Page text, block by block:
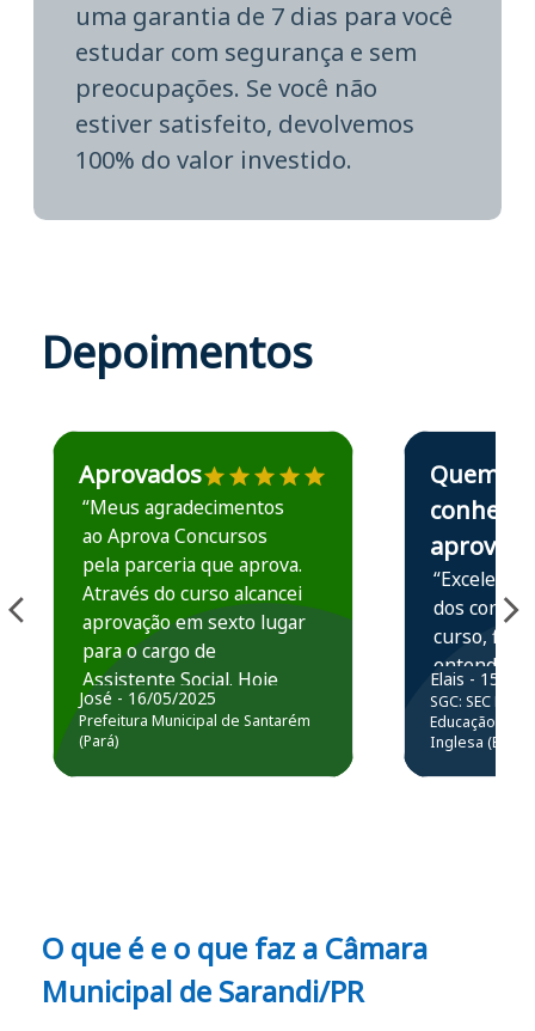
uma garantia de 7 dias para você
estudar com segurança e sem
preocupações. Se você não
estiver satisfeito, devolvemos
100% do valor investido.
Depoimentos
Estudante José recomenda o Aprova Concursos em
Aprovados
“Meus agradecimentos
ao Aprova Concursos
pela parceria que aprova.
Através do curso alcancei
aprovação em sexto lugar
para o cargo de
Assistente Social. Hoje
estou atuando na
Prefeitura de Santarém.
José - 16/05/2025
Prefeitura Municipal de Santarém
(Pará)
Estudante Elais
Quem
conhece,
aprova
“Excelente
dos
curso,
entender e
prática
resolução
questões.”
Elais - 15/07/
SGC: SEC BA
Educação
Inglesa (Edital
O que é e o que faz a Câmara
Municipal de Sarandi/PR